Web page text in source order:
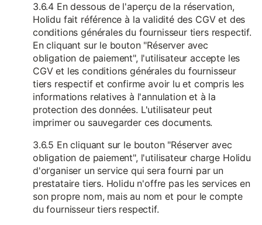
3.6.4 En dessous de l'aperçu de la réservation,
Holidu fait référence à la validité des CGV et des
conditions générales du fournisseur tiers respectif.
En cliquant sur le bouton "Réserver avec
obligation de paiement", l'utilisateur accepte les
CGV et les conditions générales du fournisseur
tiers respectif et confirme avoir lu et compris les
informations relatives à l'annulation et à la
protection des données. L'utilisateur peut
imprimer ou sauvegarder ces documents.
3.6.5 En cliquant sur le bouton "Réserver avec
obligation de paiement", l'utilisateur charge Holidu
d'organiser un service qui sera fourni par un
prestataire tiers. Holidu n'offre pas les services en
son propre nom, mais au nom et pour le compte
du fournisseur tiers respectif.